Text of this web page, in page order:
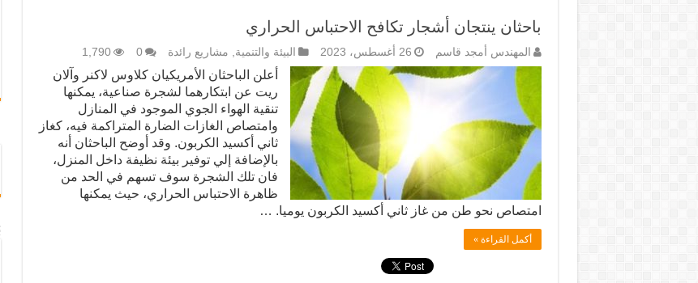
باحثان ينتجان أشجار تكافح الاحتباس الحراري
المهندس أمجد قاسم 26 أغسطس، 2023 البيئة والتنمية, مشاريع رائدة 0
1,790
أعلن الباحثان الأمريكيان كلاوس لاكنر وآلان
ريت عن ابتكارهما لشجرة صناعية، يمكنها
تنقية الهواء الجوي الموجود في المنازل
وامتصاص الغازات الضارة المتراكمة فيه، كغاز
ثاني أكسيد الكربون. وقد أوضح الباحثان أنه
بالإضافة إلي توفير بيئة نظيفة داخل المنزل،
فان تلك الشجرة سوف تسهم في الحد من
ظاهرة الاحتباس الحراري، حيث يمكنها
امتصاص نحو طن من غاز ثاني أكسيد الكربون يوميا. …
أكمل القراءة »